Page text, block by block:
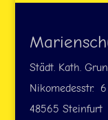
Städt. Kath.
Nikomedesstr. 6
48565 Steinfurt